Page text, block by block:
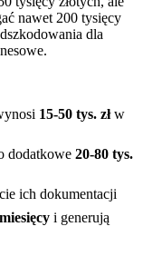
nawet 200 tysięcy
dla
15-50 tys. złw
dodatkowe 20-80 tys.
ich dokumentacji
i generują